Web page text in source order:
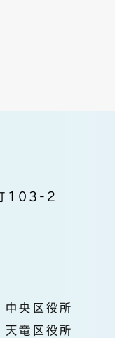
103-2
中央区役所
天竜区役所